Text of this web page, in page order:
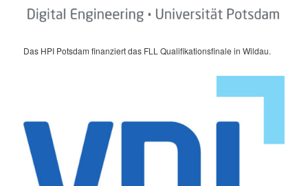
Das HPI Potsdam finanziert das FLL Qualifikationsfinale in Wildau.